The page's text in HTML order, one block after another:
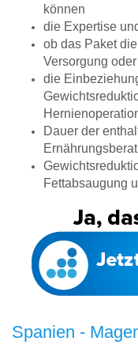
können
die Expertise
ob das Paket
Versorgung
die
Dauer der
Fettabsaugung
Spanien -